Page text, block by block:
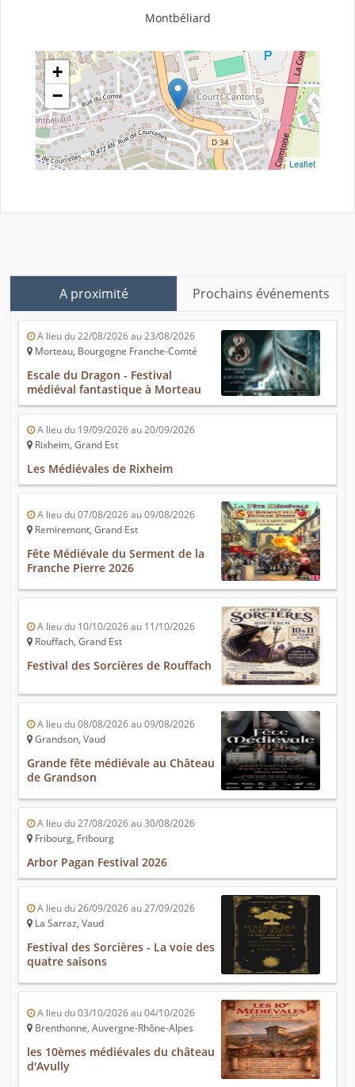
Montbéliard
+
−
Leaflet
A proximité Prochains événements
A lieu du 22/08/2026 au 23/08/2026
Morteau, Bourgogne Franche-Comté
Escale du Dragon - Festival
médiéval fantastique à Morteau
A lieu du 19/09/2026 au 20/09/2026
Rixheim, Grand Est
Les Médiévales de Rixheim
A lieu du 07/08/2026 au 09/08/2026
Remiremont, Grand Est
Fête Médiévale du Serment de la
Franche Pierre 2026
A lieu du 10/10/2026 au 11/10/2026
Rouffach, Grand Est
Festival des Sorcières de Rouffach
A lieu du 08/08/2026 au 09/08/2026
Grandson, Vaud
Grande fête médiévale au Château
de Grandson
A lieu du 27/08/2026 au 30/08/2026
Fribourg, Fribourg
Arbor Pagan Festival 2026
A lieu du 26/09/2026 au 27/09/2026
La Sarraz, Vaud
Festival des Sorcières - La voie des
quatre saisons
A lieu du 03/10/2026 au 04/10/2026
Brenthonne, Auvergne-Rhône-Alpes
les 10èmes médiévales du château
d'Avully